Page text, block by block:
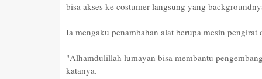
bisa akses ke costumer langsung yang
Ia mengaku penambahan alat berupa mesin
"Alhamdulillah lumayan bisa membantu
katanya.